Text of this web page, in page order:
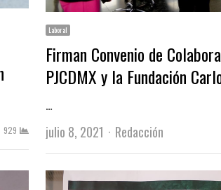
929
Laboral
Firman Convenio de
PJCDMX y la Fundación
…
julio 8, 2021
Author
Redacción